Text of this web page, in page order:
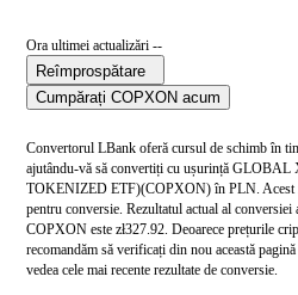
Ora ultimei actualizări --
Reîmprospătare
Cumpărați COPXON acum
Convertorul LBank oferă cursul de schimb în
ajutându-vă să convertiți cu ușurință
TOKENIZED ETF)(COPXON) în PLN. Acest
pentru conversie. Rezultatul actual al
COPXON este zł327.92. Deoarece prețurile
recomandăm să verificați din nou această
vedea cele mai recente rezultate de conversie.